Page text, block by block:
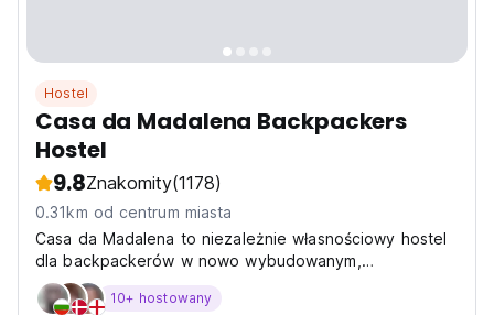
Hostel
Casa da Madalena Backpackers
Hostel
9.8Znakomity(1178)
0.31km od centrum miasta
Casa da Madalena to niezależnie własnościowy hostel
dla backpackerów w nowo wybudowanym,
autentycznym portugalskim domu usytuowanym na
południowym wybrzeżu. Hostel znajduje się w
10+ hostowany